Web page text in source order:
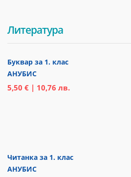
Литература
Буквар за 1. клас
АНУБИС
5,50 € | 10,76 лв.
Читанка за 1. клас
АНУБИС